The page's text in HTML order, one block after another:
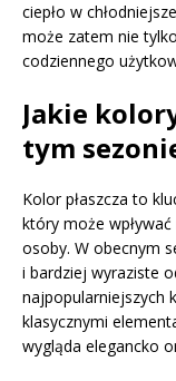
ciepło w
może zatem nie
codziennego
Jakie
tym
Kolor płaszcza to
który może
osoby. W obecnym
i bardziej wyraziste
najpopularniejszych
klasycznymi
wygląda elegancko